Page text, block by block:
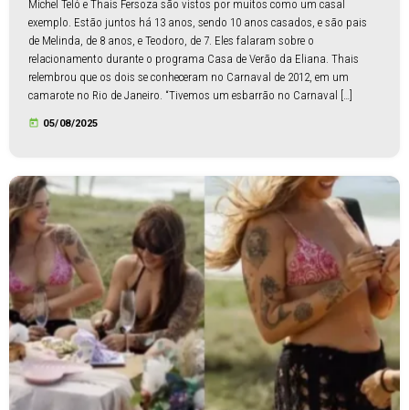
Michel Teló e Thais Fersoza são vistos por muitos como um casal
exemplo. Estão juntos há 13 anos, sendo 10 anos casados, e são pais
de Melinda, de 8 anos, e Teodoro, de 7. Eles falaram sobre o
relacionamento durante o programa Casa de Verão da Eliana. Thais
relembrou que os dois se conheceram no Carnaval de 2012, em um
camarote no Rio de Janeiro. “Tivemos um esbarrão no Carnaval […]
today 05/08/2025